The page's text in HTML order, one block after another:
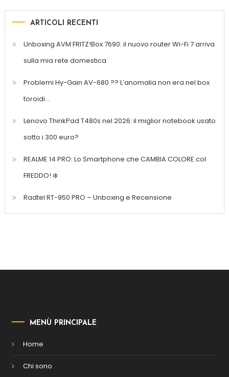
ARTICOLI RECENTI
Unboxing AVM FRITZ!Box 7690: il nuovo router Wi-Fi 7 arriva
sulla mia rete domestica
Problemi Hy-Gain AV-680 ?? L’anomalia non era nel box
toroidi…
Lenovo ThinkPad T480s nel 2026: il miglior notebook usato
sotto i 300 euro?
REALME 14 PRO: Lo Smartphone che CAMBIA COLORE col
FREDDO! ❄️
Radtel RT-950 PRO – Unboxing e Recensione
MENÙ PRINCIPALE
Home
Chi sono